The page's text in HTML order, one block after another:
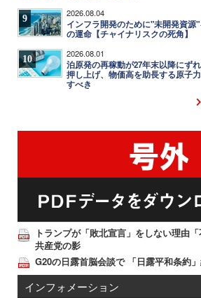
9 2026.08.04
インフラ開発のために"未開発資源
の運命【チャイナリスクの死角】
10 2026.08.01
泊原発の再稼動が27年末以降にず
押し上げ、物価高を助長する原子
すべき
トランプが「敗北宣言」をしない理由
共産党の影
G20の日露首脳会談で 「日露平和条約
インフォメーション